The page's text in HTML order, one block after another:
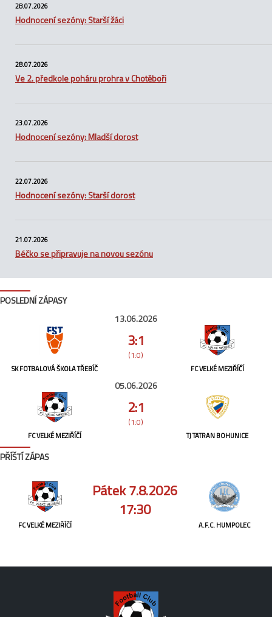
28.07.2026
Hodnocení sezóny: Starší žáci
28.07.2026
Ve 2. předkole poháru prohra v Chotěboři
23.07.2026
Hodnocení sezóny: Mladší dorost
22.07.2026
Hodnocení sezóny: Starší dorost
21.07.2026
Béčko se připravuje na novou sezónu
POSLEDNÍ ZÁPASY
SK FOTBALOVÁ ŠKOLA TŘEBÍČ
13.06.2026
3:1
(1:0)
FC VELKÉ MEZIŘÍČÍ
FC VELKÉ MEZIŘÍČÍ
05.06.2026
2:1
(1:0)
TJ TATRAN BOHUNICE
PŘÍŠTÍ ZÁPAS
FC VELKÉ MEZIŘÍČÍ
Pátek 7.8.2026
17:30
A.F.C. HUMPOLEC